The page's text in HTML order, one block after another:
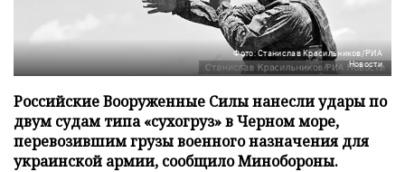
Фото: Станислав Красильников/РИА
Новости
Российские Вооруженные Силы нанесли удары по
двум судам типа «сухогруз» в Черном море,
перевозившим грузы военного назначения для
украинской армии, сообщило Минобороны.